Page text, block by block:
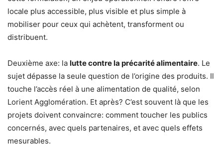
locale plus accessible, plus visible et plus simple à
mobiliser pour ceux qui achètent, transforment ou
distribuent.
Deuxième axe: la lutte contre la précarité alimentaire. Le
sujet dépasse la seule question de l’origine des produits. Il
touche l’accès réel à une alimentation de qualité, selon
Lorient Agglomération. Et après? C’est souvent là que les
projets doivent convaincre: comment toucher les publics
concernés, avec quels partenaires, et avec quels effets
mesurables.